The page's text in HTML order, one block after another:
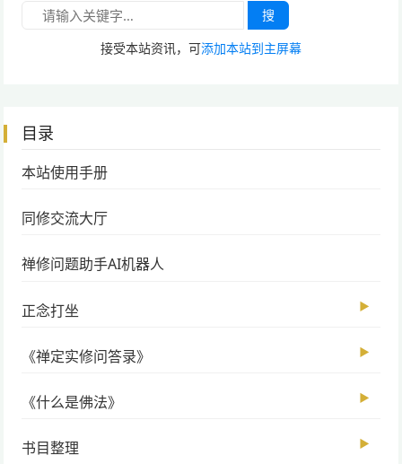
搜
接受本站资讯，可添加本站到主屏幕
目录
本站使用手册
同修交流大厅
禅修问题助手AI机器人
正念打坐 ▶
《禅定实修问答录》 ▶
《什么是佛法》 ▶
书目整理 ▶